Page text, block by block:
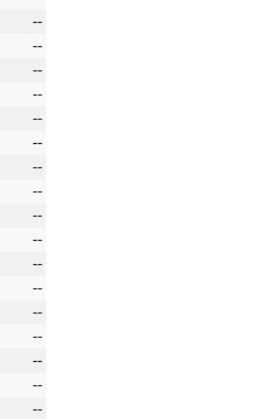
--
--
--
--
--
--
--
--
--
--
--
--
--
--
--
--
--